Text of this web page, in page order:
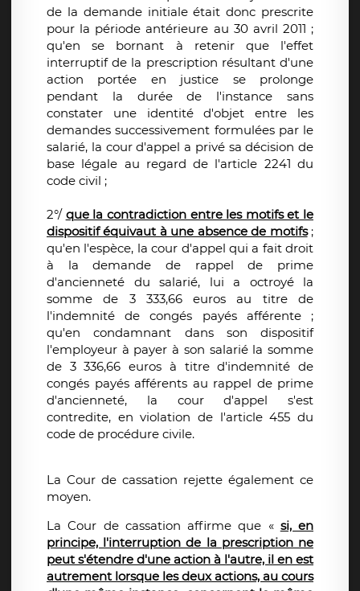
de la demande initiale était donc prescrite
pour la période antérieure au 30 avril 2011 ;
qu'en se bornant à retenir que l'effet
interruptif de la prescription résultant d'une
action portée en justice se prolonge
pendant la durée de l'instance sans
constater une identité d'objet entre les
demandes successivement formulées par le
salarié, la cour d'appel a privé sa décision de
base légale au regard de l'article 2241 du
code civil ;
2°/ que la contradiction entre les motifs et le
dispositif équivaut à une absence de motifs;
qu'en l'espèce, la cour d'appel qui a fait droit
à la demande de rappel de prime
d'ancienneté du salarié, lui a octroyé la
somme de 3 333,66 euros au titre de
l'indemnité de congés payés afférente ;
qu'en condamnant dans son dispositif
l'employeur à payer à son salarié la somme
de 3 336,66 euros à titre d'indemnité de
congés payés afférents au rappel de prime
d'ancienneté, la cour d'appel s'est
contredite, en violation de l'article 455 du
code de procédure civile.
La Cour de cassation rejette également ce
moyen.
La Cour de cassation affirme que « si, en
principe, l'interruption de la prescription ne
peut s'étendre d'une action à l'autre, il en est
autrement lorsque les deux actions, au cours